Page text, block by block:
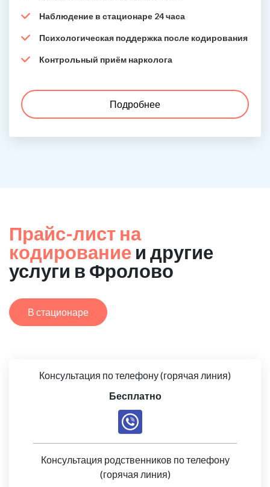
Наблюдение в стационаре 24 часа
Психологическая поддержка после кодирования
Контрольный приём нарколога
Подробнее
Прайс-лист на
кодирование и другие
услуги в Фролово
В стационаре
Консультация по телефону (горячая линия)
Бесплатно
Консультация родственников по телефону
(горячая линия)